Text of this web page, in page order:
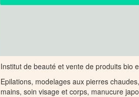
Institut de beauté et vente de produits bio
Epilations, modelages aux pierres
mains, soin visage et corps, manucure